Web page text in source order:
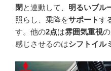
閉 と連動して、 明るいブル
照らし、乗降をサポートす
す。他の2点は雰囲気重視
感じさせるのはシフトイル